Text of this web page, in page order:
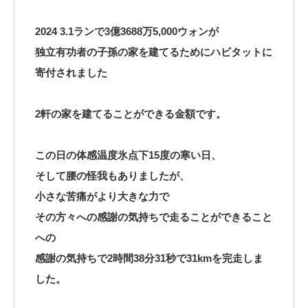
2024 3.1ランで3億3688万5,000ウォンが
独立有功者の子孫の家を建てるためにハビタットに
寄付されました
2軒の家を建てることができる金額です。
この日の体感温度氷点下15度の寒い日、
そして腰の怪我もありましたが、
小さな苦痛がより大きな力で
その方々への感謝の気持ちで走ることができること
への
感謝の気持ちで2時間38分31秒で31kmを完走しま
した。